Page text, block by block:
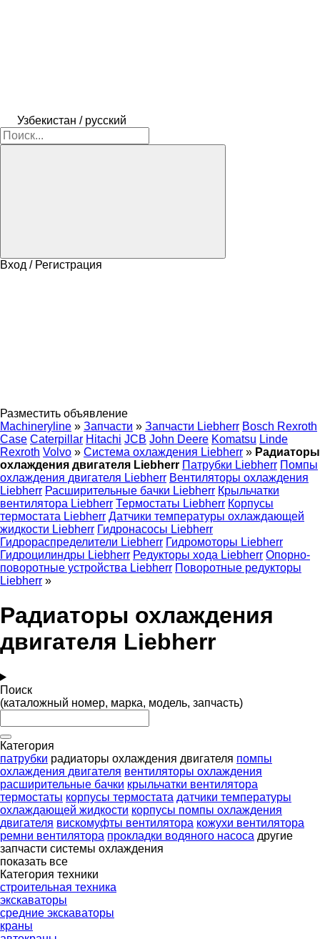
Узбекистан / русский
Вход / Регистрация
Разместить объявление
Machineryline » Запчасти » Запчасти Liebherr Bosch Rexroth
Case Caterpillar Hitachi JCB John Deere Komatsu Linde
Rexroth Volvo » Система охлаждения Liebherr » Радиаторы
охлаждения двигателя Liebherr Патрубки Liebherr Помпы
охлаждения двигателя Liebherr Вентиляторы охлаждения
Liebherr Расширительные бачки Liebherr Крыльчатки
вентилятора Liebherr Термостаты Liebherr Корпусы
термостата Liebherr Датчики температуры охлаждающей
жидкости Liebherr Гидронасосы Liebherr
Гидрораспределители Liebherr Гидромоторы Liebherr
Гидроцилиндры Liebherr Редукторы хода Liebherr Опорно-
поворотные устройства Liebherr Поворотные редукторы
Liebherr »
Радиаторы охлаждения
двигателя Liebherr
Поиск
(каталожный номер, марка, модель, запчасть)
Категория
патрубки радиаторы охлаждения двигателя помпы
охлаждения двигателя вентиляторы охлаждения
расширительные бачки крыльчатки вентилятора
термостаты корпусы термостата датчики температуры
охлаждающей жидкости корпусы помпы охлаждения
двигателя вискомуфты вентилятора кожухи вентилятора
ремни вентилятора прокладки водяного насоса другие
запчасти системы охлаждения
показать все
Категория техники
строительная техника
экскаваторы
средние экскаваторы
краны